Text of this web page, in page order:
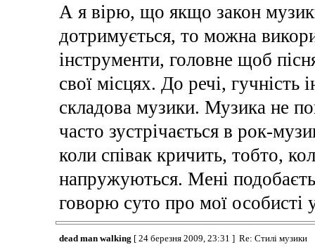
А я вірю, що якщо закон
дотримується, то можна
інструменти, головне щоб
свої місцях. До речі,
складова музики. Музика не
часто зустрічається в рок-
коли співак кричить, тобто,
напружуються. Мені
говорю суто про мої особисті
dead man walking [ 24 березня 2009, 23:31 ] Re: Стилі музики